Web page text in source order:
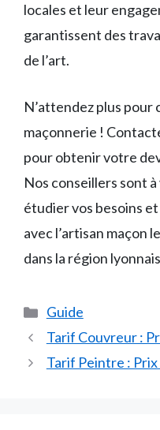
locales et leur
garantissent des
de l’art.
N’attendez plus
maçonnerie !
pour obtenir votre
Nos conseillers sont
étudier vos besoins
avec l’artisan maçon
dans la région
Catégories
Guide
Tarif Couvreur :
Tarif Peintre :